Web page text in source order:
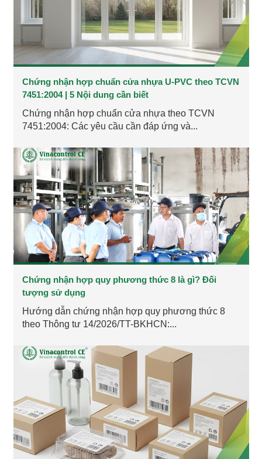
Chứng nhận hợp chuẩn cửa nhựa U-PVC theo TCVN
7451:2004 | 5 Nội dung cần biết
Chứng nhận hợp chuẩn cửa nhựa theo TCVN
7451:2004: Các yêu cầu cần đáp ứng và...
Chứng nhận hợp quy phương thức 8 là gì? Đối
tượng sử dụng
Hướng dẫn chứng nhận hợp quy phương thức 8
theo Thông tư 14/2026/TT-BKHCN:...